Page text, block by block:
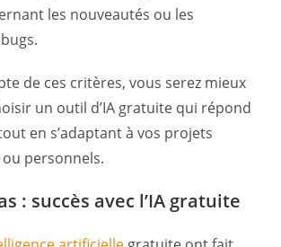
les nouveautés ou les
de ces critères, vous serez mieux
un outil d’IA gratuite qui répond
en s’adaptant à vos projets
personnels.
: succès avec l’IA gratuite